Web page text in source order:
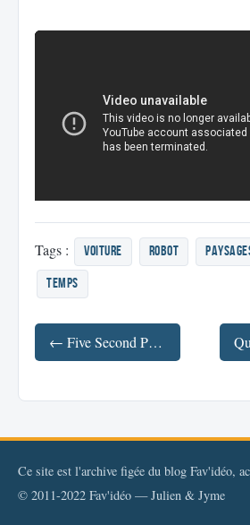
Tags : Voiture robot
temps
← Five Second Project
Ce site est l'archive figée du blog Fav'idéo,
© 2011-2022 Fav'idéo — Julien & Jyme